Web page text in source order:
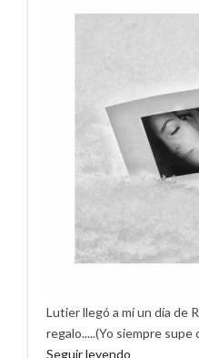
Lutier llegó a mí un día de
regalo.....(Yo siempre supe
Seguir leyendo